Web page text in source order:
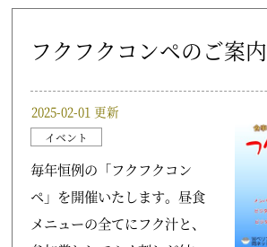
フクフクコンペのご案内
2025-02-01 更新
イベント
毎年恒例の「フクフクコン
ペ」を開催いたします。昼食
メニューの全てにフク汁と、